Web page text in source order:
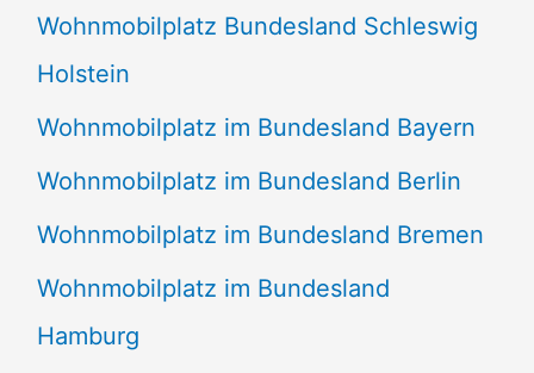
Wohnmobilplatz Bundesland Schleswig
Holstein
Wohnmobilplatz im Bundesland Bayern
Wohnmobilplatz im Bundesland Berlin
Wohnmobilplatz im Bundesland Bremen
Wohnmobilplatz im Bundesland
Hamburg